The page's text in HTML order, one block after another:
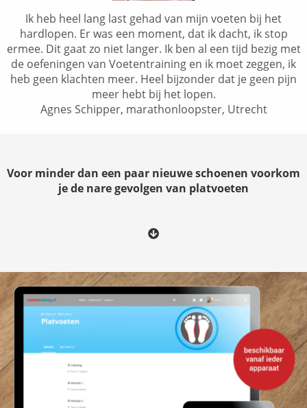
Ik heb heel lang last gehad van mijn voeten bij het
hardlopen. Er was een moment, dat ik dacht, ik stop
ermee. Dit gaat zo niet langer. Ik ben al een tijd bezig met
de oefeningen van Voetentraining en ik moet zeggen, ik
heb geen klachten meer. Heel bijzonder dat je geen pijn
meer hebt bij het lopen.
Agnes Schipper, marathonloopster, Utrecht
Voor minder dan een paar nieuwe schoenen voorkom
je de nare gevolgen van platvoeten